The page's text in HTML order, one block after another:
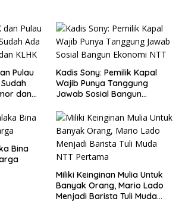
Pulau
dan
Kadis Sony: Pemilik Kapal
Wajib Punya Tanggung
Jawab Sosial Bangun
Bina
Miliki Keinginan Mulia Untuk
Banyak Orang, Mario Lado
Menjadi Barista Tuli Muda